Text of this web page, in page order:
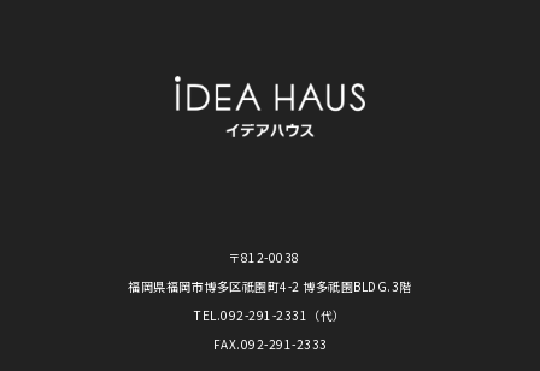
〒812-0038
福岡県福岡市博多区祇園町4-2 博多祇園BLDG.3階
TEL.092-291-2331 （代）
FAX.092-291-2333